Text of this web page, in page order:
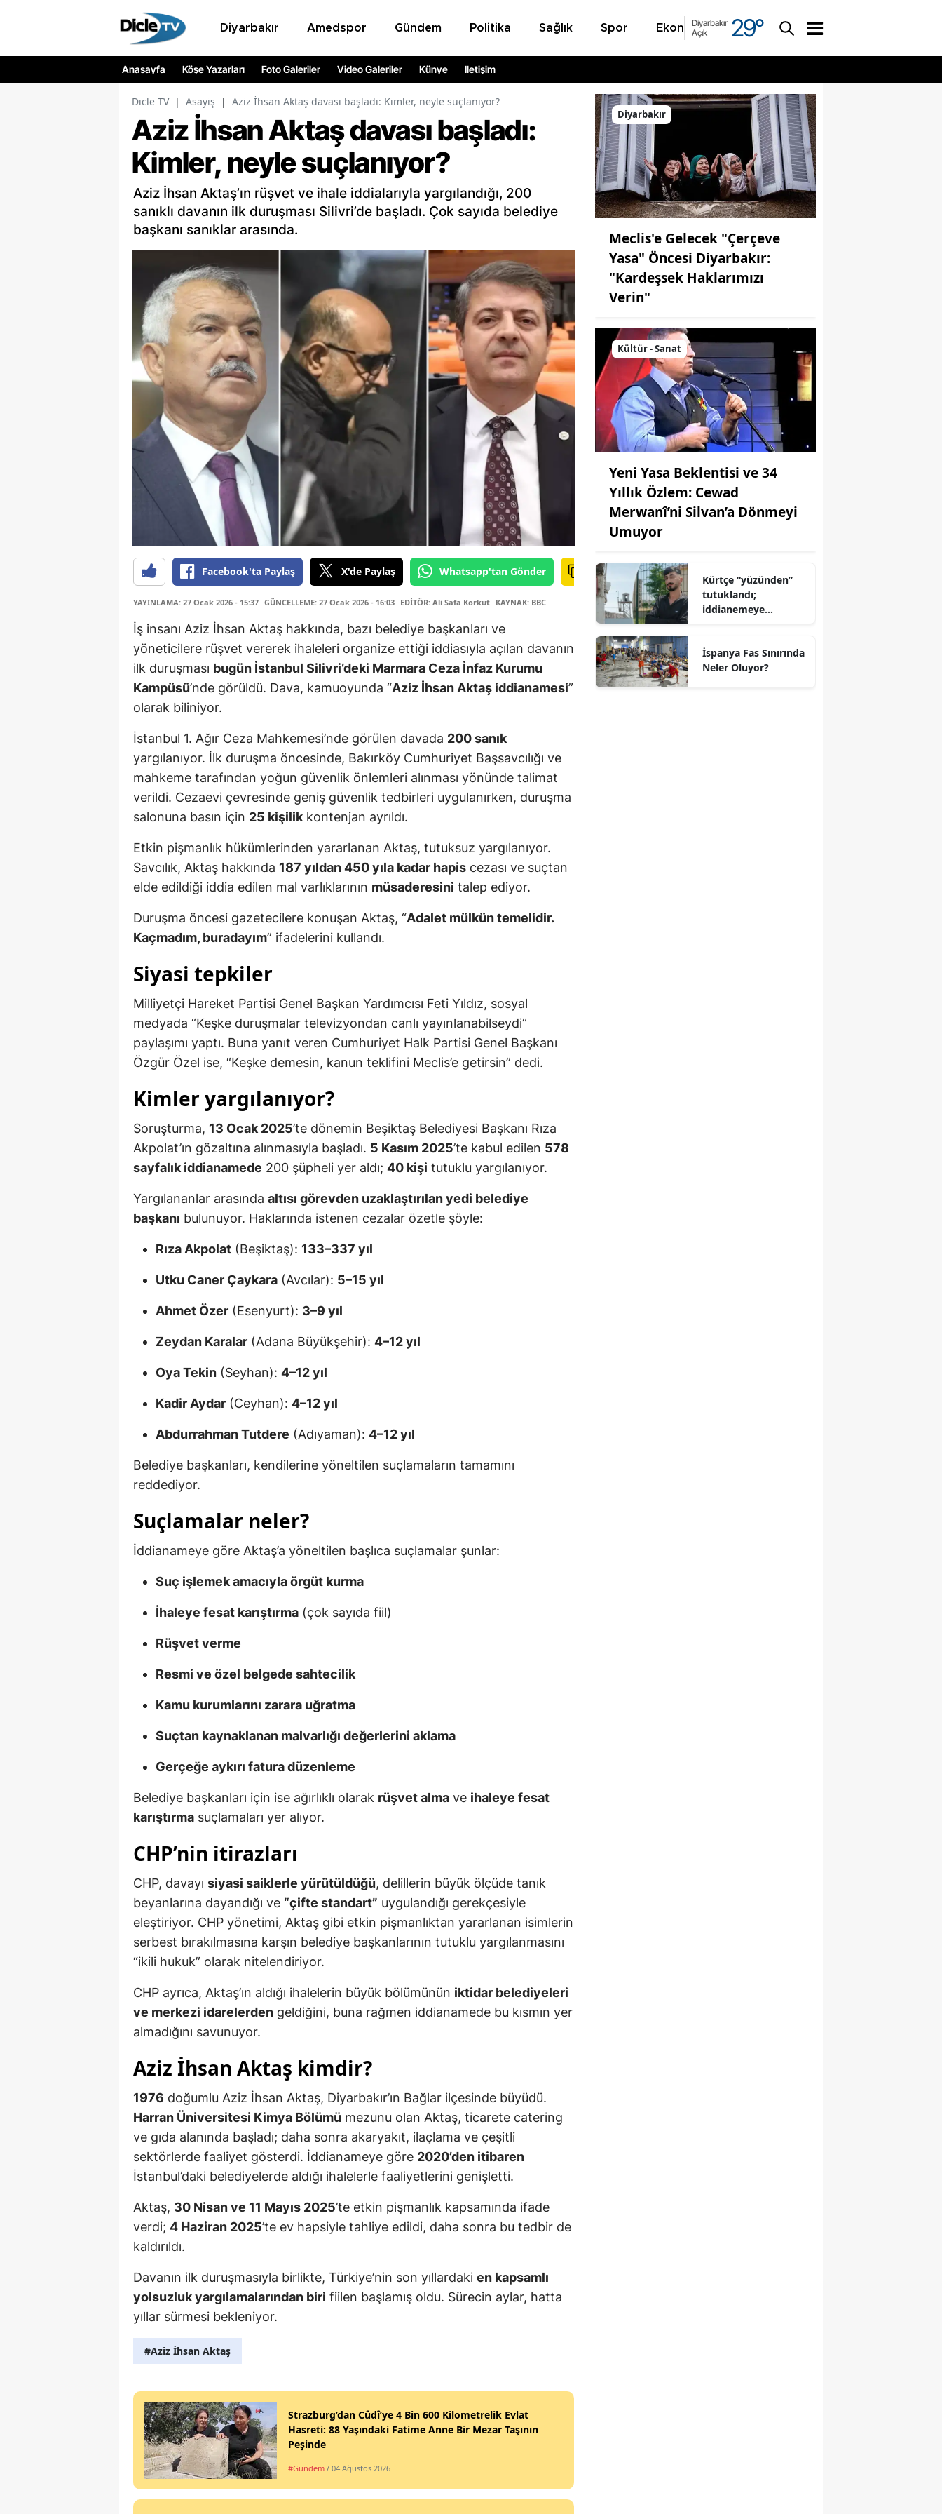
Diyarbakır Amedspor Gündem Politika Sağlık Spor Ekonomi Asayiş
Diyarbakır
Açık
29°
Anasayfa Köşe Yazarları Foto Galeriler Video Galeriler Künye İletişim
Dicle TV | Asayiş | Aziz İhsan Aktaş davası başladı: Kimler, neyle suçlanıyor?
Aziz İhsan Aktaş davası başladı:
Kimler, neyle suçlanıyor?
Aziz İhsan Aktaş’ın rüşvet ve ihale iddialarıyla yargılandığı, 200
sanıklı davanın ilk duruşması Silivri’de başladı. Çok sayıda belediye
başkanı sanıklar arasında.
Facebook'ta Paylaş X'de Paylaş Whatsapp'tan Gönder
YAYINLAMA: 27 Ocak 2026 - 15:37 GÜNCELLEME: 27 Ocak 2026 - 16:03 EDİTÖR: Ali Safa Korkut KAYNAK: BBC
İş insanı Aziz İhsan Aktaş hakkında, bazı belediye başkanları ve
yöneticilere rüşvet vererek ihaleleri organize ettiği iddiasıyla açılan davanın
ilk duruşması bugün İstanbul Silivri’deki Marmara Ceza İnfaz Kurumu
Kampüsü’nde görüldü. Dava, kamuoyunda “Aziz İhsan Aktaş iddianamesi”
olarak biliniyor.
İstanbul 1. Ağır Ceza Mahkemesi’nde görülen davada 200 sanık
yargılanıyor. İlk duruşma öncesinde, Bakırköy Cumhuriyet Başsavcılığı ve
mahkeme tarafından yoğun güvenlik önlemleri alınması yönünde talimat
verildi. Cezaevi çevresinde geniş güvenlik tedbirleri uygulanırken, duruşma
salonuna basın için 25 kişilikkontenjan ayrıldı.
Etkin pişmanlık hükümlerinden yararlanan Aktaş, tutuksuz yargılanıyor.
Savcılık, Aktaş hakkında 187 yıldan 450 yıla kadar hapis cezası ve suçtan
elde edildiği iddia edilen mal varlıklarının müsaderesini talep ediyor.
Duruşma öncesi gazetecilere konuşan Aktaş, “Adalet mülkün temelidir.
Kaçmadım, buradayım” ifadelerini kullandı.
Siyasi tepkiler
Milliyetçi Hareket Partisi Genel Başkan Yardımcısı Feti Yıldız, sosyal
medyada “Keşke duruşmalar televizyondan canlı yayınlanabilseydi”
paylaşımı yaptı. Buna yanıt veren Cumhuriyet Halk Partisi Genel Başkanı
Özgür Özel ise, “Keşke demesin, kanun teklifini Meclis’e getirsin” dedi.
Kimler yargılanıyor?
Soruşturma, 13 Ocak 2025’te dönemin Beşiktaş Belediyesi Başkanı Rıza
Akpolat’ın gözaltına alınmasıyla başladı. 5 Kasım 2025’te kabul edilen 578
sayfalık iddianamede 200 şüpheli yer aldı; 40 kişi tutuklu yargılanıyor.
Yargılananlar arasında altısı görevden uzaklaştırılan yedi belediye
başkanı bulunuyor. Haklarında istenen cezalar özetle şöyle:
Rıza Akpolat (Beşiktaş): 133–337 yıl
Utku Caner Çaykara (Avcılar): 5–15 yıl
Ahmet Özer (Esenyurt): 3–9 yıl
Zeydan Karalar (Adana Büyükşehir): 4–12 yıl
Oya Tekin (Seyhan): 4–12 yıl
Kadir Aydar (Ceyhan): 4–12 yıl
Abdurrahman Tutdere (Adıyaman): 4–12 yıl
Belediye başkanları, kendilerine yöneltilen suçlamaların tamamını
reddediyor.
Suçlamalar neler?
İddianameye göre Aktaş’a yöneltilen başlıca suçlamalar şunlar:
Suç işlemek amacıyla örgüt kurma
İhaleye fesat karıştırma (çok sayıda fiil)
Rüşvet verme
Resmi ve özel belgede sahtecilik
Kamu kurumlarını zarara uğratma
Suçtan kaynaklanan malvarlığı değerlerini aklama
Gerçeğe aykırı fatura düzenleme
Belediye başkanları için ise ağırlıklı olarak rüşvet alma ve ihaleye fesat
karıştırma suçlamaları yer alıyor.
CHP’nin itirazları
CHP, davayı siyasi saiklerle yürütüldüğü, delillerin büyük ölçüde tanık
beyanlarına dayandığı ve “çifte standart” uygulandığı gerekçesiyle
eleştiriyor. CHP yönetimi, Aktaş gibi etkin pişmanlıktan yararlanan isimlerin
serbest bırakılmasına karşın belediye başkanlarının tutuklu yargılanmasını
“ikili hukuk” olarak nitelendiriyor.
CHP ayrıca, Aktaş’ın aldığı ihalelerin büyük bölümünün iktidar belediyeleri
ve merkezi idarelerden geldiğini, buna rağmen iddianamede bu kısmın yer
almadığını savunuyor.
Aziz İhsan Aktaş kimdir?
1976 doğumlu Aziz İhsan Aktaş, Diyarbakır’ın Bağlar ilçesinde büyüdü.
Harran Üniversitesi Kimya Bölümü mezunu olan Aktaş, ticarete catering
ve gıda alanında başladı; daha sonra akaryakıt, ilaçlama ve çeşitli
sektörlerde faaliyet gösterdi. İddianameye göre 2020’den itibaren
İstanbul’daki belediyelerde aldığı ihalelerle faaliyetlerini genişletti.
Aktaş, 30 Nisan ve 11 Mayıs 2025’te etkin pişmanlık kapsamında ifade
verdi; 4 Haziran 2025’te ev hapsiyle tahliye edildi, daha sonra bu tedbir de
kaldırıldı.
Davanın ilk duruşmasıyla birlikte, Türkiye’nin son yıllardaki en kapsamlı
yolsuzluk yargılamalarından biri fiilen başlamış oldu. Sürecin aylar, hatta
yıllar sürmesi bekleniyor.
#Aziz İhsan Aktaş
Strazburg’dan Cûdî’ye 4 Bin 600 Kilometrelik Evlat
Hasreti: 88 Yaşındaki Fatime Anne Bir Mezar Taşının
Peşinde
#Gündem / 04 Ağustos 2026
Diyarbakır
Meclis'e Gelecek "Çerçeve
Yasa" Öncesi Diyarbakır:
"Kardeşsek Haklarımızı
Verin"
Kültür - Sanat
Yeni Yasa Beklentisi ve 34
Yıllık Özlem: Cewad
Merwanî’ni Silvan’a Dönmeyi
Umuyor
Kürtçe “yüzünden”
tutuklandı;
iddianemeye
İspanya Fas Sınırında
Neler Oluyor?